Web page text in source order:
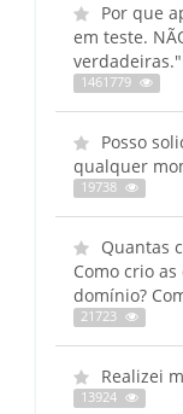
Por que
em teste.
verdadeiras."
1461779
Posso
qualquer
19738
Quantas
Como crio
domínio?
21723
Realizei
13924